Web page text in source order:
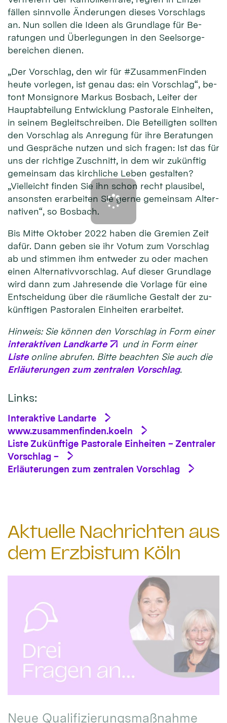
fällen sinn­volle Änderun­gen dieses Vor­schlags
an. Nun sollen die Ideen als Grund­lage für Be­
ratun­gen und Über­legun­gen in den Seel­sorge­
berei­chen die­nen.
„Der Vor­schlag, den wir für #Zusammen­Finden
heute vor­legen, ist genau das: ein Vor­schlag“, be­
tont Monsignore Markus Bosbach, Lei­ter der
Haupt­ab­tei­lung Ent­wick­lung Pastora­le Ein­heiten,
in sei­nem Begleit­schrei­ben. Die Be­teilig­ten soll­ten
den Vor­schlag als An­regung für ihre Be­ratun­gen
und Ge­spräche nutzen und sich fragen: Ist das für
uns der rich­tige Zu­schnitt, in dem wir zu­künf­tig
gemein­sam das kirch­liche Leben ge­stalten?
„Vielleicht fin­den Sie ihn schon recht plau­sibel,
ansons­ten erar­beiten Sie gerne gemein­sam Alter­
nati­ven“, so Bos­bach.
Bis Mitte Ok­to­ber 2022 haben die Gre­mien Zeit
da­für. Dann geben sie ihr Vo­tum zum Vor­schlag
ab und stimmen ihm ent­weder zu oder machen
einen Alter­nativ­vor­schlag. Auf dieser Grund­lage
wird dann zum Jahres­ende die Vor­lage für eine
Ent­schei­dung über die räum­liche Ge­stalt der zu­
künfti­gen Pastora­len Ein­hei­ten er­ar­bei­tet.
Hin­weis: Sie können den Vor­schlag in Form einer
inter­aktiven Land­karte
und in Form einer
Listeon­line ab­rufen. Bitte be­achten Sie auch die
Er­läute­run­gen zum zen­tralen Vor­schlag.
Links:
Interaktive Landarte
www.zusammenfinden.koeln
Liste Zukünftige Pastorale Einheiten – Zentraler
Vorschlag –
Erläuterungen zum zentralen Vorschlag
Aktuelle Nachrichten aus
dem Erzbistum Köln
Neue Qualifizierungsmaßnahme